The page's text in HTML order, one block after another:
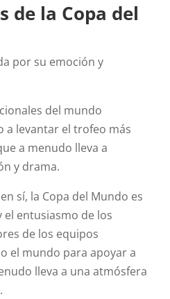
de la Copa del
por su emoción y
del mundo
a levantar el trofeo más
a menudo lleva a
y drama.
sí, la Copa del Mundo es
entusiasmo de los
de los equipos
el mundo para apoyar a
lleva a una atmósfera